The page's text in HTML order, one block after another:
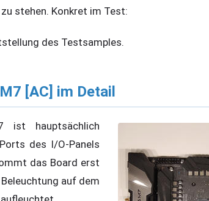
stehen. Konkret im Test:
des Testsamples.
[AC] im Detail
ist hauptsächlich
des I/O-Panels
das Board erst
auf dem